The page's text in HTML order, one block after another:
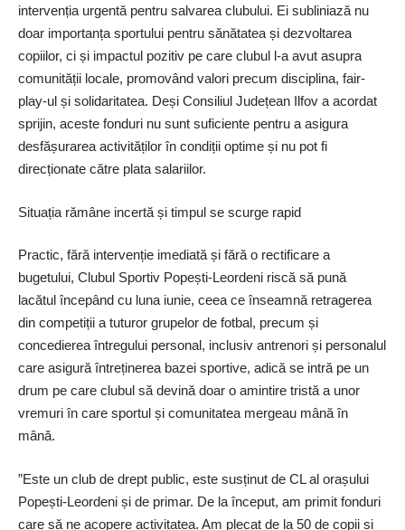
intervenția urgentă pentru salvarea clubului. Ei subliniază nu
doar importanța sportului pentru sănătatea și dezvoltarea
copiilor, ci și impactul pozitiv pe care clubul l-a avut asupra
comunității locale, promovând valori precum disciplina, ­fair-
play-ul și solidaritatea. Deși Consiliul Județean Ilfov a acordat
sprijin, aceste fonduri nu sunt suficiente pentru a asigura
desfășurarea activităților în condiții optime și nu pot fi
direcționate către plata salariilor.
Situația rămâne incertă și timpul se scurge rapid
Practic, fără inter­venție imediată și fără o rectificare a
bugetului, Clubul Sportiv Popești-Leordeni riscă să pună
lacătul începând cu luna iunie, ceea ce înseamnă retragerea
din competiții a tuturor grupelor de fotbal, precum și
concedierea întregului personal, inclusiv antrenori și personalul
care asigură întreținerea bazei sportive, adică se intră pe un
drum pe care clubul să devină doar o amintire tristă a unor
vremuri în care sportul și comunitatea mergeau mână în
mână.
”Este un club de drept public, este susținut de CL al orașului
Popești-Leordeni și de primar. De la început, am primit fonduri
care să ne acopere activitatea. Am plecat de la 50 de copii și